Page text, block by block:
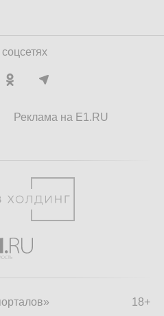
Реклама на E1.RU
18+